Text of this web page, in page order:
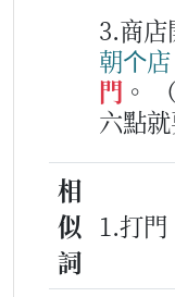
3.商店
朝个店
門 。
六點就
相
似
詞
1.打